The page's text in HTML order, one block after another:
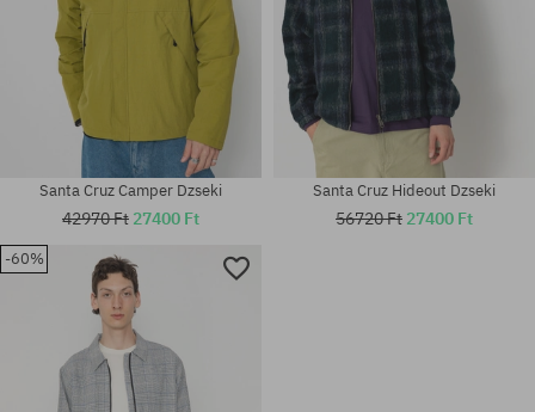
Elérhető méretek:
Santa Cruz Camper Dzseki
42970 Ft 27400 Ft
Santa Cruz Hideout Dzseki
56720 Ft 27400 Ft
-60%